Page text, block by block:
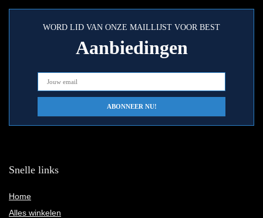
WORD LID VAN ONZE MAILLIJST VOOR BEST
Aanbiedingen
Snelle links
Home
Alles winkelen